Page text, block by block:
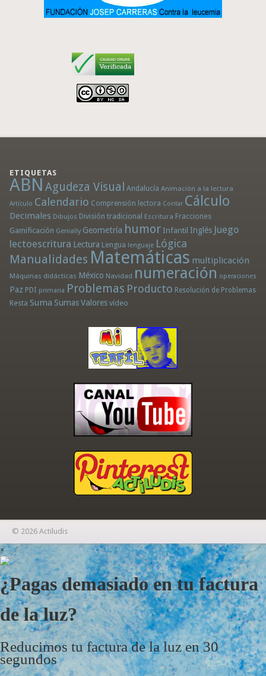
ETIQUETAS
ABN Agudeza Visual Andalucía Animación a la lectura
Artículo Calendario Comprensión lectora Contar Cálculo
Decimales Dibujos División tradicional Escritura Fracciones
Gamificación Genially Geometría humor Infantil Inglés Juego
lectoescritura Lectura Lengua lenguaje Lógica
Manualidades Matemáticas multiplicación
Máquinas didácticas México Navidad numeración operaciones
Paz PDI primaria Problemas Producto Resolución de Problemas
Resta Suma Sumas Valores vídeo
© 2026 Actiludis
×
¿Pagas demasiado en tu factura
de la luz?
Reducimos tu factura de la luz en 30
segundos